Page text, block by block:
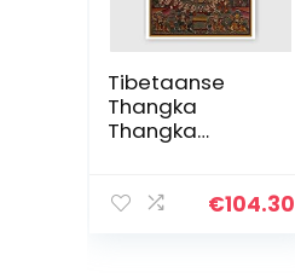
Tibetaanse
Thangka
Thangka
schilderij God of
€104.30